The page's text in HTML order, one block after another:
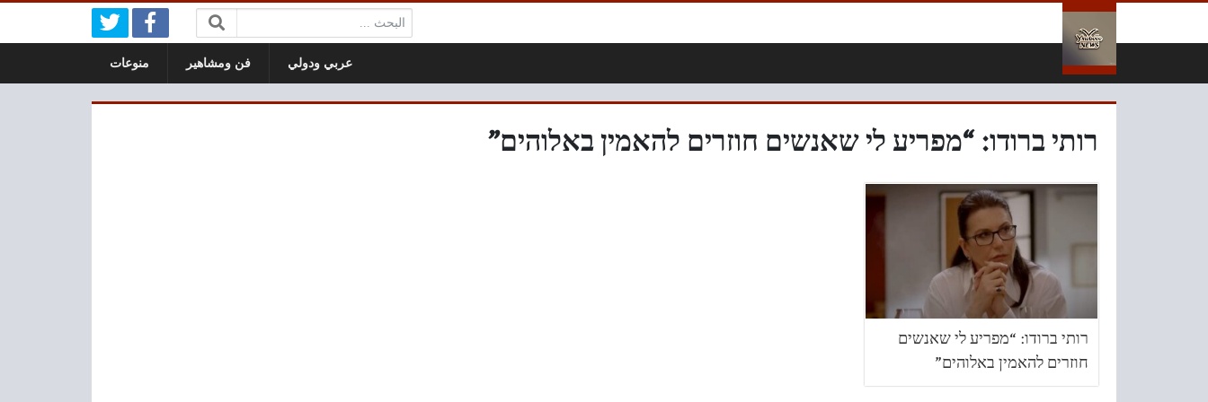
التخطي إلى المحتوى
البحث:
عربي ودولي فن ومشاهير منوعات
רותי ברודו: “מפריע לי שאנשים חוזרים להאמין באלוהים”
רותי ברודו: “מפריע לי שאנשים
חוזרים להאמין באלוהים”